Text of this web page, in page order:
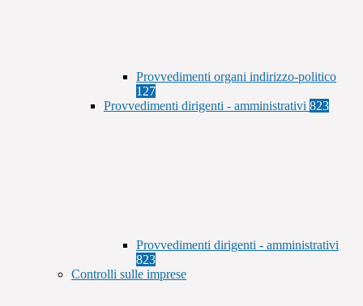
Provvedimenti organi indirizzo-politico
127
Provvedimenti dirigenti - amministrativi 823
Provvedimenti dirigenti - amministrativi
823
Controlli sulle imprese